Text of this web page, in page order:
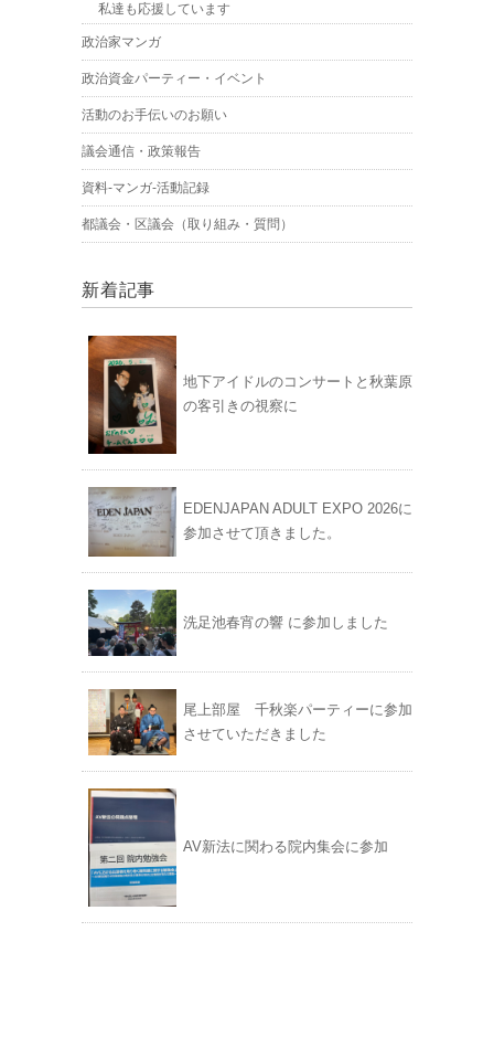
私達も応援しています
政治家マンガ
政治資金パーティー・イベント
活動のお手伝いのお願い
議会通信・政策報告
資料-マンガ-活動記録
都議会・区議会（取り組み・質問）
新着記事
地下アイドルのコンサートと秋葉原
の客引きの視察に
EDENJAPAN ADULT EXPO 2026に
参加させて頂きました。
洗足池春宵の響 に参加しました
尾上部屋 千秋楽パーティーに参加
させていただきました
AV新法に関わる院内集会に参加